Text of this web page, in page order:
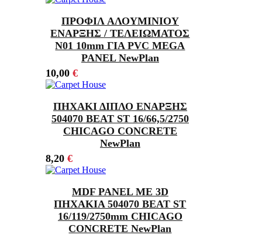
ΠΡΟΦΙΛ ΑΛΟΥΜΙΝΙΟΥ
ΕΝΑΡΞΗΣ / ΤΕΛΕΙΩΜΑΤΟΣ
Ν01 10mm ΓΙΑ PVC MEGA
PANEL NewPlan
10,00 €
ΠΗΧΑΚΙ ΔΙΠΛΟ ΕΝΑΡΞΗΣ
504070 BEAT ST 16/66,5/2750
CHICAGO CONCRETE
NewPlan
8,20 €
MDF PANEL ΜΕ 3D
ΠΗΧΑΚΙΑ 504070 BEAT ST
16/119/2750mm CHICAGO
CONCRETE NewPlan